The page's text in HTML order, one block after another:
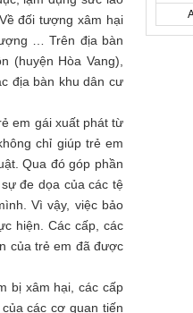
đối tượng xâm hại
… Trên địa bàn
(huyện Hòa Vang),
địa bàn khu dân cư
em gái xuất phát từ
chỉ giúp trẻ em
Qua đó góp phần
đe dọa của các tệ
Vì vậy, việc bảo
hiện. Các cấp, các
của trẻ em đã được
bị xâm hại, các cấp
các cơ quan tiến